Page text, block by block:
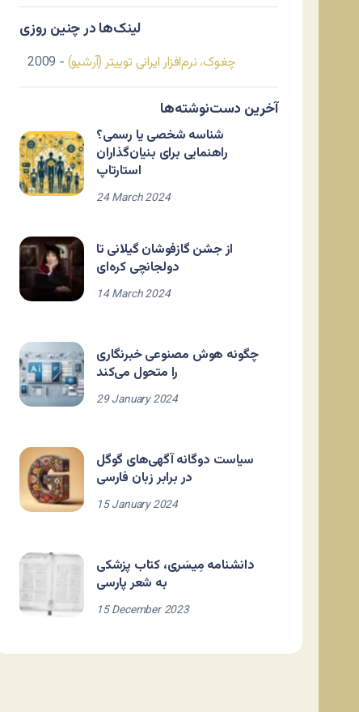
لینک‌ها در چنین روزی
چغوک، نرم‌افزار ایرانی توییتر (آرشیو) - 2009
آخرین دست‌نوشته‌ها
شناسه شخصی یا رسمی؟
راهنمایی برای بنیان‌گذاران
استارتاپ
24 March 2024
از جشن گازفوشان گیلانی تا
دولجانچی کره‌ای
14 March 2024
چگونه هوش مصنوعی خبرنگاری
را متحول می‌کند
29 January 2024
سیاست دوگانه آگهی‌های گوگل
در برابر زبان فارسی
15 January 2024
دانشنامه مِیسَری، کتاب پزشکی
به شعر پارسی
15 December 2023